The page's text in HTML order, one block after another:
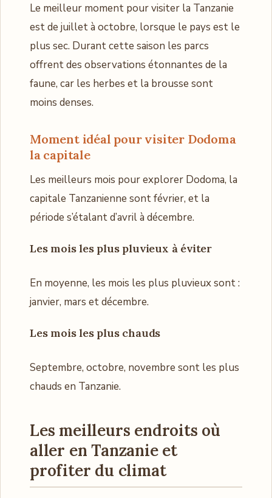
Le meilleur moment pour visiter la Tanzanie
est de juillet à octobre, lorsque le pays est le
plus sec. Durant cette saison les parcs
offrent des observations étonnantes de la
faune, car les herbes et la brousse sont
moins denses.
Moment idéal pour visiter Dodoma
la capitale
Les meilleurs mois pour explorer Dodoma, la
capitale Tanzanienne sont février, et la
période s’étalant d’avril à décembre.
Les mois les plus pluvieux à éviter
En moyenne, les mois les plus pluvieux sont :
janvier, mars et décembre.
Les mois les plus chauds
Septembre, octobre, novembre sont les plus
chauds en Tanzanie.
Les meilleurs endroits où
aller en Tanzanie et
profiter du climat